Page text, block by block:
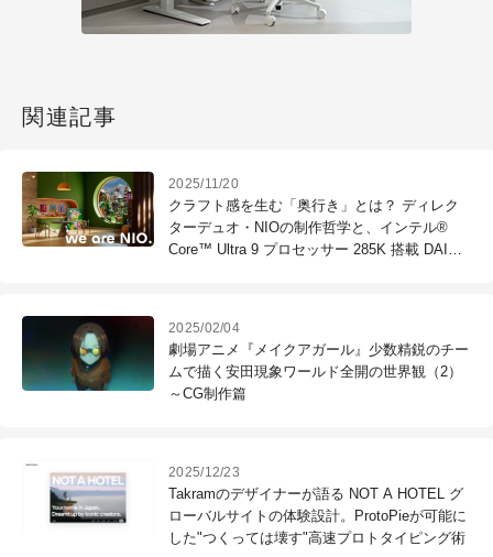
関連記事
2025/11/20
クラフト感を生む「奥行き」とは？ ディレク
ターデュオ・NIOの制作哲学と、インテル®
Core™ Ultra 9 プロセッサー 285K 搭載 DAIV
2025/02/04
劇場アニメ『メイクアガール』少数精鋭のチー
ムで描く安田現象ワールド全開の世界観（2）
～CG制作篇
2025/12/23
Takramのデザイナーが語る NOT A HOTEL グ
ローバルサイトの体験設計。ProtoPieが可能に
した"つくっては壊す"高速プロトタイピング術